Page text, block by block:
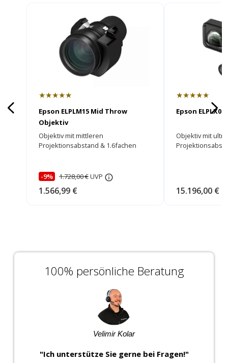
★★★★★
Epson ELPLM15 Mid Throw
Objektiv
Objektiv mit mittleren
Projektionsabstand & 1.6fachen
-9% 1.728,00 €UVP
1.566,99 €
★★★★★
Epson
Objektiv mit
15.196,00 €
100% persönliche Beratung
Velimir Kolar
"Ich unterstütze Sie gerne bei Fragen!"